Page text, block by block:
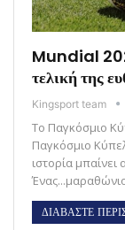
Mundial
τελική της
Kingsport team
Το Παγκόσμιο
Παγκόσμιο
ιστορία
ΔΙΑΒΑΣΤΕ